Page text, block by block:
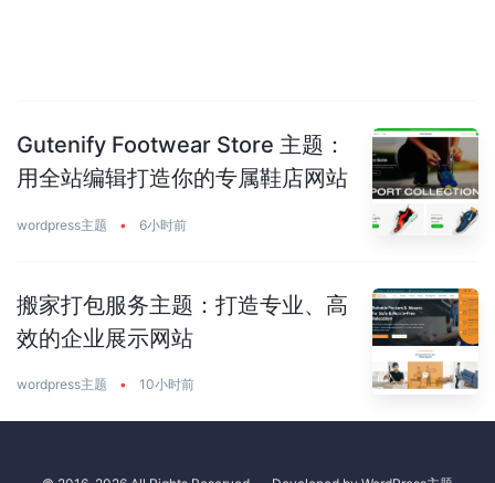
Gutenify Footwear Store 主题：
用全站编辑打造你的专属鞋店网站
wordpress主题 • 6小时前
搬家打包服务主题：打造专业、高
效的企业展示网站
wordpress主题 • 10小时前